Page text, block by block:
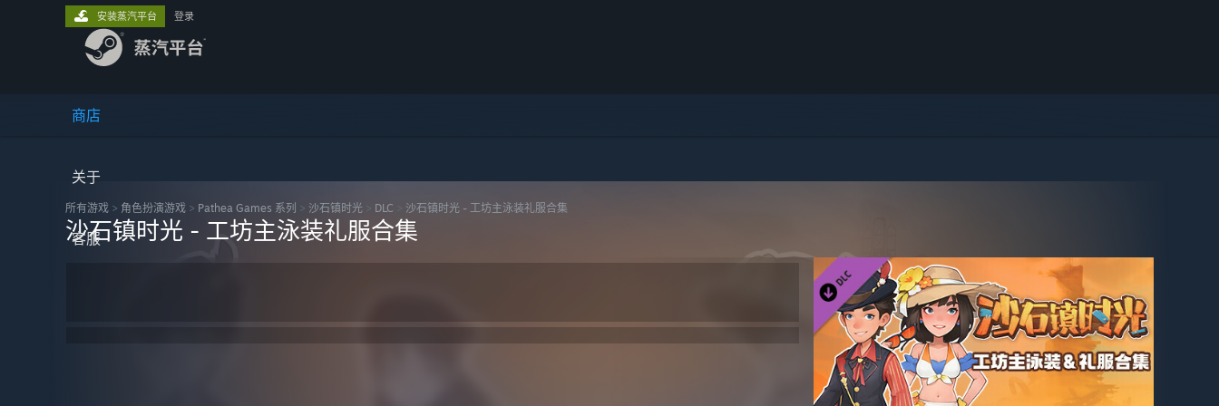
商店
关于
客服
安装蒸汽平台 登录
所有游戏 > 角色扮演‎游戏 > Pathea Games 系列 > 沙石镇时光 > DLC > 沙石镇时光 - 工坊主泳装礼服合集
沙石镇时光 - 工坊主泳装礼服合集